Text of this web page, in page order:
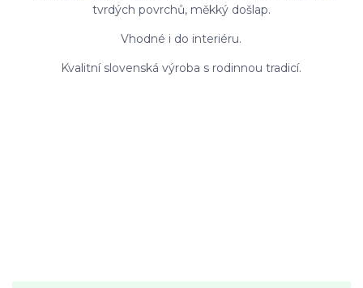
tvrdých povrchů, měkký došlap.
Vhodné i do interiéru.
Kvalitní slovenská výroba s rodinnou tradicí.